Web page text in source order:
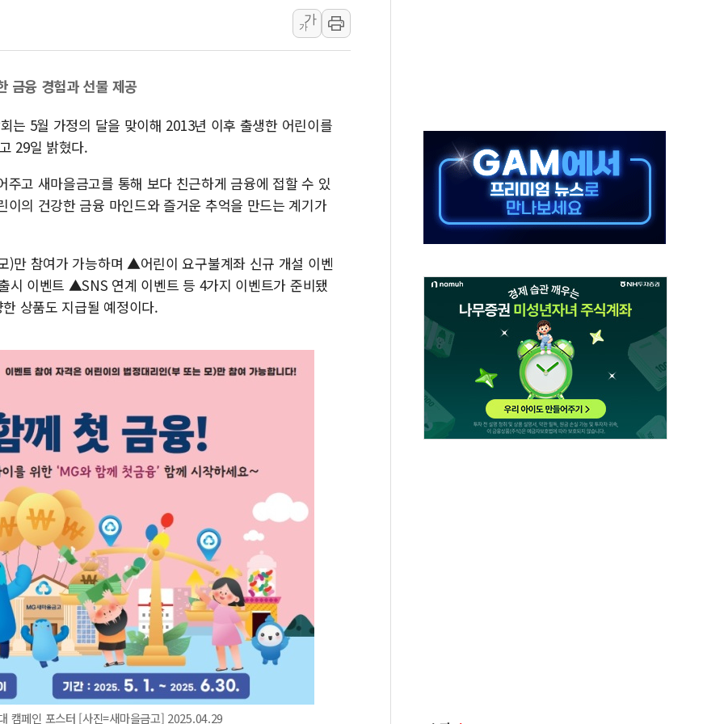
[특징주] 2차전지주 동반 강세…배터리3사 일제히 상승
디티앤씨알오, 고려대 구로병원과 AI 정밀의료 협력
[글로벌 마켓 리포트 8월 7일]
가
가
금융 경험과 선물 제공
는 5월 가정의 달을 맞이해 2013년 이후 출생한 어린이를
29일 밝혔다.
고 새마을금고를 통해 보다 친근하게 금융에 접할 수 있
의 건강한 금융 마인드와 즐거운 추억을 만드는 계기가
)만 참여가 가능하며 ▲어린이 요구불계좌 신규 개설 이벤
이벤트 ▲SNS 연계 이벤트 등 4가지 이벤트가 준비됐
상품도 지급될 예정이다.
캠페인 포스터 [사진=새마을금고] 2025.04.29